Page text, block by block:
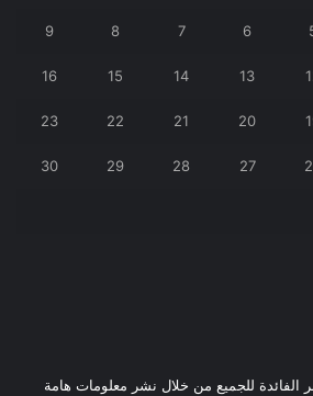
6
7
8
9
13
14
15
16
20
21
22
23
27
28
29
30
للجميع من خلال نشر معلومات هامة